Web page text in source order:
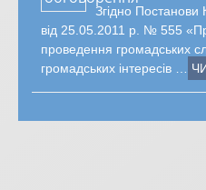
Згідно Постанови
від 25.05.2011 р. № 555
проведення громадських
громадських інтересів …